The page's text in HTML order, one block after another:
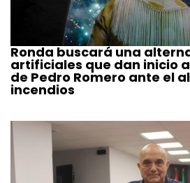
Ronda buscará una
artificiales que dan inicio
de Pedro Romero ante el
incendios